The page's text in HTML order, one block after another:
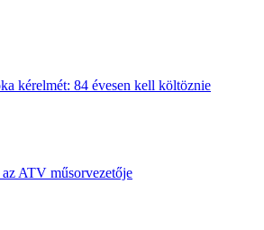
kérelmét: 84 évesen kell költöznie
ATV műsorvezetője